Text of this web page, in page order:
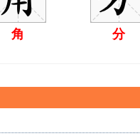
角 分